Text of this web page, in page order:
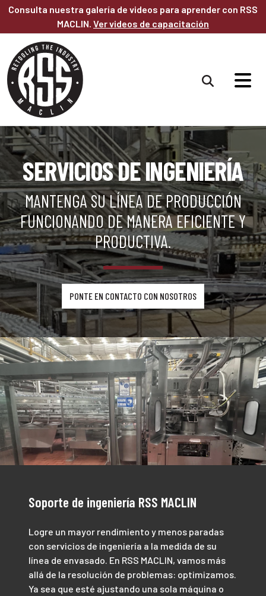
Saltar al contenido principal
Consulta nuestra galería de videos para aprender con RSS
MACLIN. Ver videos de capacitación
SERVICIOS DE INGENIERÍA
MANTENGA SU LÍNEA DE PRODUCCIÓN
FUNCIONANDO DE MANERA EFICIENTE Y
PRODUCTIVA.
PONTE EN CONTACTO CON NOSOTROS
Soporte de ingeniería RSS MACLIN
Logre un mayor rendimiento y menos paradas
con servicios de ingeniería a la medida de su
línea de envasado. En RSS MACLIN, vamos más
allá de la resolución de problemas: optimizamos.
Ya sea que esté ajustando una sola máquina o